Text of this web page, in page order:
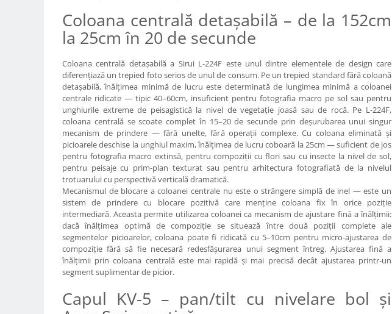
Accesorii drone
Acumulatori camere video
Stabilizatoare (Gimbal) / Steady
Huse Protectie / Ploaie camere
Accesorii diverse pt camere video
Camere Video Cinematice
Camere Video Compacte
Trepiede si monopiede
Trepiede foto
Trepiede video
Trepied / Monopied Carbon
Trepiede pentru compacte /
Coloana centrală detașabilă – de la 152cm
la 25cm în 20 de secunde
Coloana centrală detașabilă a Sirui L-224F este unul dintre elementele de design care
diferențiază un trepied foto serios de unul de consum. Pe un trepied standard fără coloană
detașabilă, înălțimea minimă de lucru este determinată de lungimea minimă a coloanei
centrale ridicate — tipic 40–60cm, insuficient pentru fotografia macro pe sol sau pentru
unghiurile extreme de peisagistică la nivel de vegetație joasă sau de rocă. Pe L-224F,
coloana centrală se scoate complet în 15–20 de secunde prin deșurubarea unui singur
mecanism de prindere — fără unelte, fără operații complexe. Cu coloana eliminată și
picioarele deschise la unghiul maxim, înălțimea de lucru coboară la 25cm — suficient de jos
pentru fotografia macro extinsă, pentru compoziții cu flori sau cu insecte la nivel de sol,
pentru peisaje cu prim-plan texturat sau pentru arhitectura fotografiată de la nivelul
trotuarului cu perspectivă verticală dramatică.
Mecanismul de blocare a coloanei centrale nu este o strângere simplă de inel — este un
sistem de prindere cu blocare pozitivă care menține coloana fix în orice poziție
intermediară. Aceasta permite utilizarea coloanei ca mecanism de ajustare fină a înălțimii:
dacă înălțimea optimă de compoziție se situează între două poziții complete ale
segmentelor picioarelor, coloana poate fi ridicată cu 5–10cm pentru micro-ajustarea de
compoziție fără să fie necesară redesfășurarea unui segment întreg. Ajustarea fină a
înălțimii prin coloana centrală este mai rapidă și mai precisă decât ajustarea printr-un
segment suplimentar de picior.
Capul KV-5 – pan/tilt cu nivelare bol și